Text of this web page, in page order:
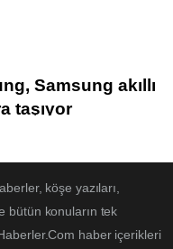
Samsung akıllı
taşıyor
köşe yazıları,
bütün konuların tek
haber içerikleri